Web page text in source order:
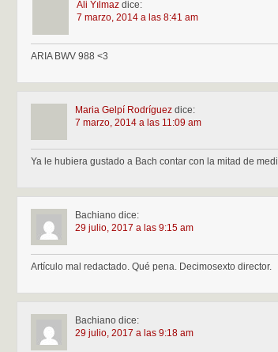
Ali Yılmaz dice:
7 marzo, 2014 a las 8:41 am
ARIA BWV 988 <3
Maria Gelpí Rodríguez dice:
7 marzo, 2014 a las 11:09 am
Ya le hubiera gustado a Bach contar con la mitad de
Bachiano dice:
29 julio, 2017 a las 9:15 am
Artículo mal redactado. Qué pena. Decimosexto director.
Bachiano dice:
29 julio, 2017 a las 9:18 am